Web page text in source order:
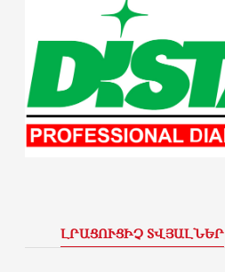
ԼՐԱՑՈՒՑԻՉ ՏՎՅԱԼՆԵՐ